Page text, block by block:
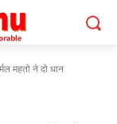
महतो ने दो धान